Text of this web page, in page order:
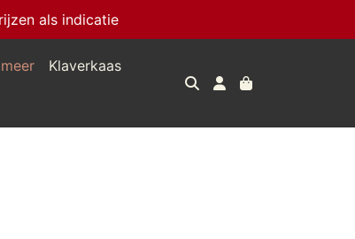
als indicatie
Klaverkaas